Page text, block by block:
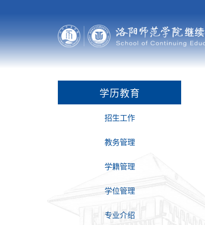
学历教育
招生工作
教务管理
学籍管理
学位管理
专业介绍